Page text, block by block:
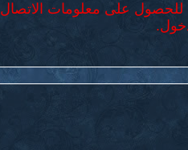
على معلومات الاتصال